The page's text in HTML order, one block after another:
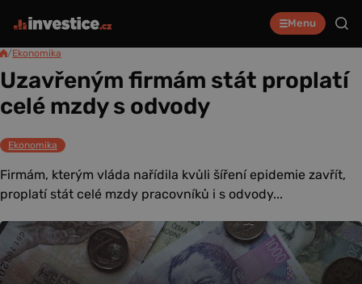
Menu
/Ekonomika
Uzavřeným firmám stát proplatí
celé mzdy s odvody
Ekonomika
Firmám, kterým vláda nařídila kvůli šíření epidemie zavřít,
proplatí stát celé mzdy pracovníků i s odvody...